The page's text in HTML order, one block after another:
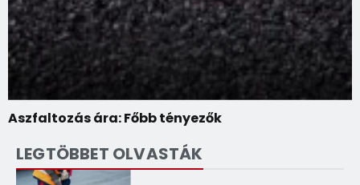
Aszfaltozás ára: Főbb tényezők
LEGTÖBBET OLVASTÁK